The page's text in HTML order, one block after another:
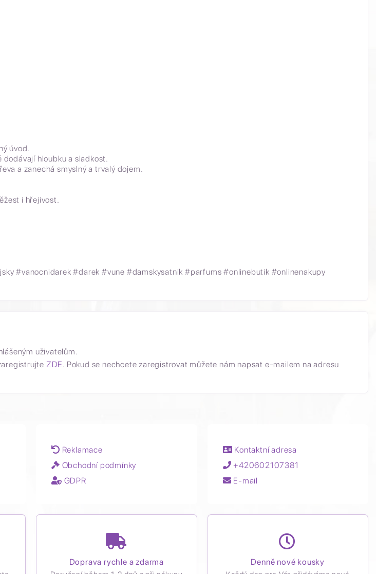
úvod.
hloubku a sladkost.
a zanechá smyslný a trvalý dojem.
i hřejivost.
#vanocnidarek #darek #vune #damskysatnik #parfums #onlinebutik #onlinenakupy
uživatelům.
ZDE. Pokud se nechcete zaregistrovat můžete nám napsat e-mailem na adresu
Reklamace
Obchodní podmínky
GDPR
Kontaktní adresa
+420602107381
E-mail
Doprava rychle a zdarma Denně nové kousky